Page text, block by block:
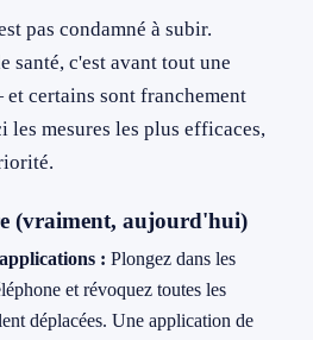
pas condamné à subir.
santé, c'est avant tout une
certains sont franchement
les mesures les plus efficaces,
(vraiment, aujourd'hui)
: Plongez dans les
et révoquez toutes les
déplacées. Une application de